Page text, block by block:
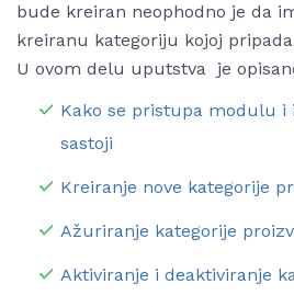
bude kreiran neophodno je da
kreiranu kategoriju kojoj
U ovom delu uputstva je
Kako se pristupa modulu i
sastoji
Kreiranje nove kategorije
Ažuriranje kategorije
Aktiviranje i deaktiviranje